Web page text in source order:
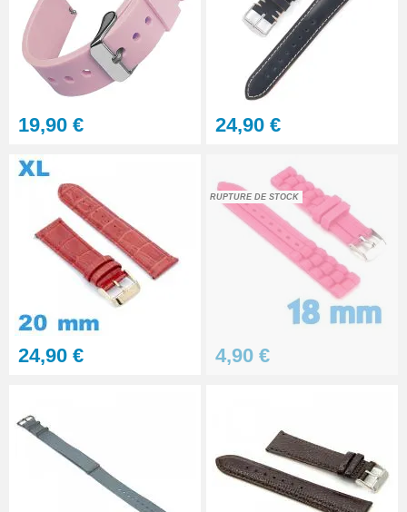
19,90 € 24,90 €
24,90 €
RUPTURE DE STOCK
4,90 €